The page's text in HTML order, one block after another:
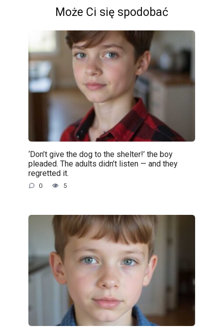
Może Ci się spodobać
‘Don’t give the dog to the shelter!’ the boy
pleaded. The adults didn’t listen — and they
regretted it.
0 5